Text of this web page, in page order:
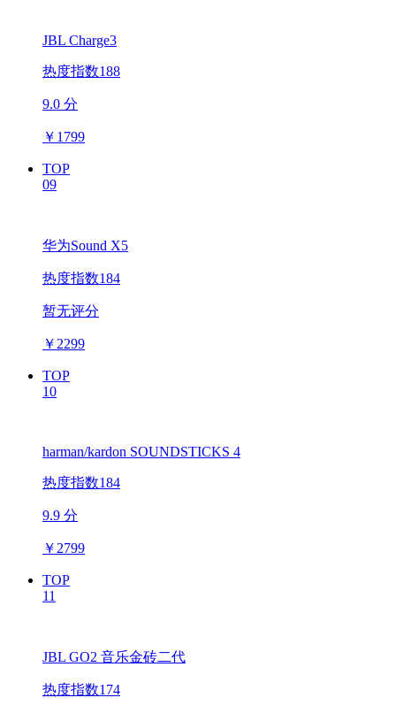
JBL Charge3
热度指数188
9.0 分
￥ 1799
TOP
09
华为Sound X5
热度指数184
暂无评分
￥ 2299
TOP
10
harman/kardon SOUNDSTICKS 4
热度指数184
9.9 分
￥ 2799
TOP
11
JBL GO2 音乐金砖二代
热度指数174